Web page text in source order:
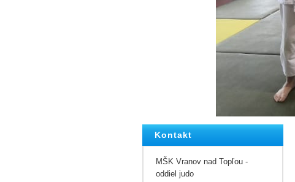
Kontakt
MŠK Vranov nad Topľou -
oddiel judo